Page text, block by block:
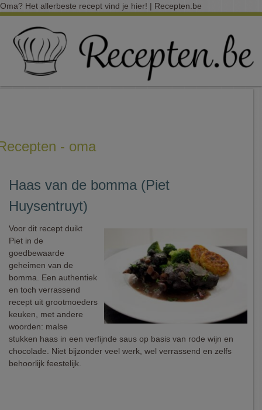
Oma? Het allerbeste recept vind je hier! | Recepten.be
- oma
Haas van de bomma (Piet
Huysentruyt)
Voor dit recept duikt
Piet in de
goedbewaarde
geheimen van de
bomma. Een authentiek
en toch verrassend
recept uit grootmoeders
keuken, met andere
woorden: malse
stukken haas in een verfijnde saus op basis van rode wijn en
chocolade. Niet bijzonder veel werk, wel verrassend en zelfs
behoorlijk feestelijk.